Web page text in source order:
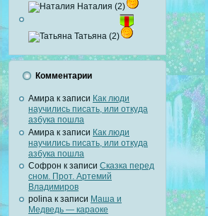
Наталия (2)
Татьяна (2)
Комментарии
Амира к записи Как люди
научились писать, или откуда
азбука пошла
Амира к записи Как люди
научились писать, или откуда
азбука пошла
Софрон к записи Сказка перед
сном. Прот. Артемий
Владимиров
polina к записи Маша и
Медведь — караоке